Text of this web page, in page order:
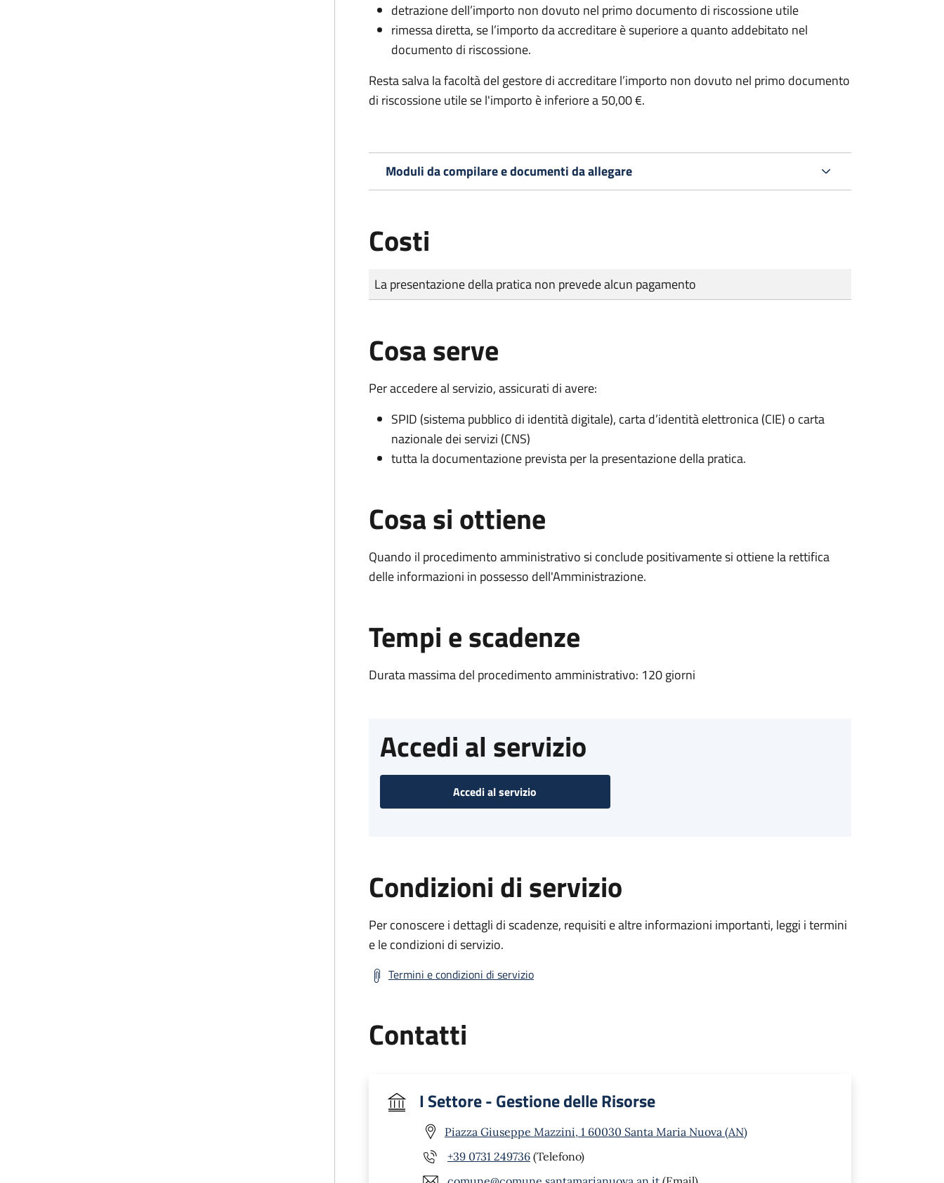
detrazione dell’importo non dovuto nel primo documento di riscossione utile
rimessa diretta, se l’importo da accreditare è superiore a quanto addebitato nel
documento di riscossione.
Resta salva la facoltà del gestore di accreditare l’importo non dovuto nel primo documento
di riscossione utile se l'importo è inferiore a 50,00 €.
Moduli da compilare e documenti da allegare
Costi
Tipo di pagamento
Importo
La presentazione della pratica non prevede alcun pagamento
Cosa serve
Per accedere al servizio, assicurati di avere:
SPID (sistema pubblico di identità digitale), carta d’identità elettronica (CIE) o carta
nazionale dei servizi (CNS)
tutta la documentazione prevista per la presentazione della pratica.
Cosa si ottiene
Quando il procedimento amministrativo si conclude positivamente si ottiene la rettifica
delle informazioni in possesso dell'Amministrazione.
Tempi e scadenze
Durata massima del procedimento amministrativo: 120 giorni
Accedi al servizio
Accedi al servizio
Condizioni di servizio
Per conoscere i dettagli di scadenze, requisiti e altre informazioni importanti, leggi i termini
e le condizioni di servizio.
Termini e condizioni di servizio
Contatti
I Settore - Gestione delle Risorse
Piazza Giuseppe Mazzini, 1 60030 Santa Maria Nuova (AN)
+39 0731 249736 (Telefono)